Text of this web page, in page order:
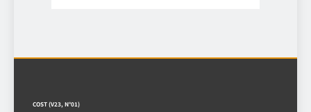
COST (V23, N°01)